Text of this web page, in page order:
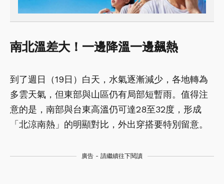
南北溫差大！一邊降溫一邊飆熱
到了週日（19日）白天，水氣逐漸減少，各地轉為
多雲天氣，但東部與山區仍有局部短暫雨。值得注
意的是，南部與台東高溫仍可達28至32度，形成
「北涼南熱」的明顯對比，外出穿搭要特別留意。
廣告 - 請繼續往下閱讀